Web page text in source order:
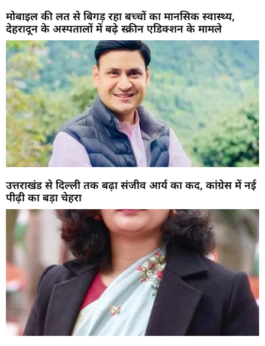
मोबाइल की लत से बिगड़ रहा बच्चों का मानसिक स्वास्थ्य,
देहरादून के अस्पतालों में बढ़े स्क्रीन एडिक्शन के मामले
उत्तराखंड से दिल्ली तक बढ़ा संजीव आर्य का कद, कांग्रेस में नई
पीढ़ी का बड़ा चेहरा